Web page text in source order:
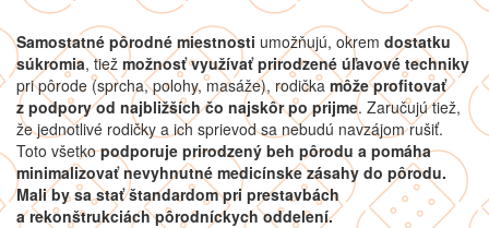
Samostatné pôrodné miestnosti umožňujú, okrem dostatku
súkromia, tiež možnosť využívať prirodzené úľavové techniky
pri pôrode (sprcha, polohy, masáže), rodička môže profitovať
z podpory od najbližších čo najskôr po prijme. Zaručujú tiež,
že jednotlivé rodičky a ich sprievod sa nebudú navzájom rušiť.
Toto všetkopodporuje prirodzený beh pôrodu a pomáha
minimalizovať nevyhnutné medicínske zásahy do pôrodu.
Mali by sa stať štandardom pri prestavbách
a rekonštrukciách pôrodníckych oddelení.